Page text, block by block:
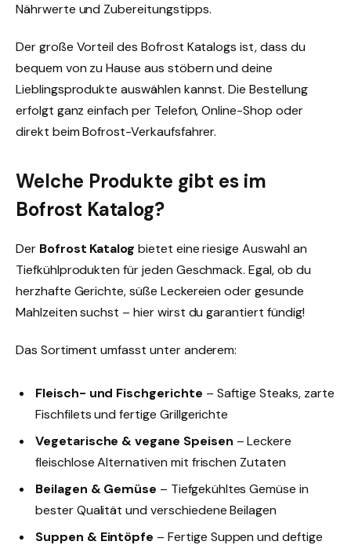
Nährwerte und Zubereitungstipps.
Der große Vorteil des Bofrost Katalogs ist, dass du
bequem von zu Hause aus stöbern und deine
Lieblingsprodukte auswählen kannst. Die Bestellung
erfolgt ganz einfach per Telefon, Online-Shop oder
direkt beim Bofrost-Verkaufsfahrer.
Welche Produkte gibt es im
Bofrost Katalog?
Der Bofrost Katalog bietet eine riesige Auswahl an
Tiefkühlprodukten für jeden Geschmack. Egal, ob du
herzhafte Gerichte, süße Leckereien oder gesunde
Mahlzeiten suchst – hier wirst du garantiert fündig!
Das Sortiment umfasst unter anderem:
Fleisch- und Fischgerichte – Saftige Steaks, zarte
Fischfilets und fertige Grillgerichte
Vegetarische & vegane Speisen – Leckere
fleischlose Alternativen mit frischen Zutaten
Beilagen & Gemüse – Tiefgekühltes Gemüse in
bester Qualität und verschiedene Beilagen
Suppen & Eintöpfe – Fertige Suppen und deftige